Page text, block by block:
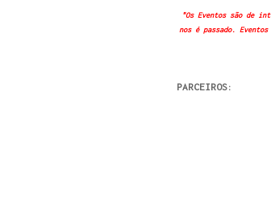
"Os Eventos são de
nos é passado.
PARCEIROS: